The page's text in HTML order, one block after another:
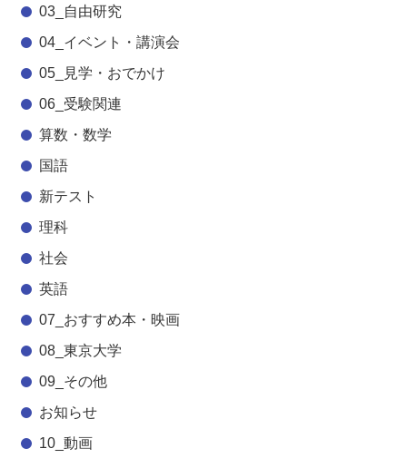
03_自由研究
04_イベント・講演会
05_見学・おでかけ
06_受験関連
算数・数学
国語
新テスト
理科
社会
英語
07_おすすめ本・映画
08_東京大学
09_その他
お知らせ
10_動画